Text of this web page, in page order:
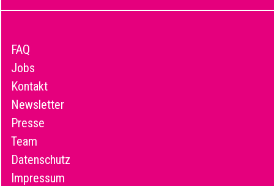
FAQ
Jobs
Kontakt
Newsletter
Presse
Team
Datenschutz
Impressum